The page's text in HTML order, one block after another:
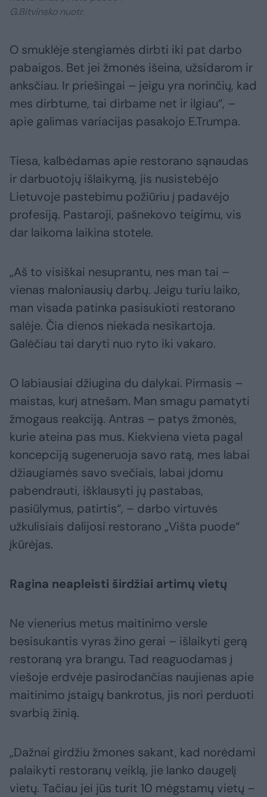
G.Bitvinsko nuotr.
O smuklėje stengiamės dirbti iki pat darbo
pabaigos. Bet jei žmonės išeina, užsidarom ir
anksčiau. Ir priešingai – jeigu yra norinčių, kad
mes dirbtume, tai dirbame net ir ilgiau“, –
apie galimas variacijas pasakojo E.Trumpa.
Tiesa, kalbėdamas apie restorano sąnaudas
ir darbuotojų išlaikymą, jis nusistebėjo
Lietuvoje pastebimu požiūriu į padavėjo
profesiją. Pastaroji, pašnekovo teigimu, vis
dar laikoma laikina stotele.
„Aš to visiškai nesuprantu, nes man tai –
vienas maloniausių darbų. Jeigu turiu laiko,
man visada patinka pasisukioti restorano
salėje. Čia dienos niekada nesikartoja.
Galėčiau tai daryti nuo ryto iki vakaro.
O labiausiai džiugina du dalykai. Pirmasis –
maistas, kurį atnešam. Man smagu pamatyti
žmogaus reakciją. Antras – patys žmonės,
kurie ateina pas mus. Kiekviena vieta pagal
koncepciją sugeneruoja savo ratą, mes labai
džiaugiamės savo svečiais, labai įdomu
pabendrauti, išklausyti jų pastabas,
pasiūlymus, patirtis“, – darbo virtuvės
užkulisiais dalijosi restorano „Višta puode“
įkūrėjas.
Ragina neapleisti širdžiai artimų vietų
Ne vienerius metus maitinimo versle
besisukantis vyras žino gerai – išlaikyti gerą
restoraną yra brangu. Tad reaguodamas į
viešoje erdvėje pasirodančias naujienas apie
maitinimo įstaigų bankrotus, jis nori perduoti
svarbią žinią.
„Dažnai girdžiu žmones sakant, kad norėdami
palaikyti restoranų veiklą, jie lanko daugelį
vietų. Tačiau jei jūs turit 10 mėgstamų vietų –